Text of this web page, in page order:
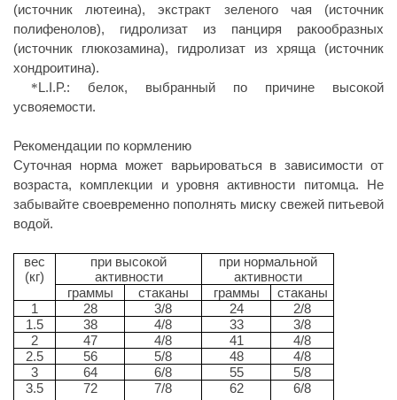
(источник лютеина), экстракт зеленого чая (источник
полифенолов), гидролизат из панциря ракообразных
(источник глюкозамина), гидролизат из хряща (источник
хондроитина).
*L.I.P.: белок, выбранный по причине высокой
усвояемости.
Рекомендации по кормлению
Суточная норма может варьироваться в зависимости от
возраста, комплекции и уровня активности питомца. Не
забывайте своевременно пополнять миску свежей питьевой
водой.
вес
(кг)
при высокой
активности
при нормальной
активности
граммы
стаканы граммы
стаканы
1
28 3/8 24
2/8
1.5
38 4/8 33
3/8
2
47 4/8 41
4/8
2.5
56 5/8 48
4/8
3
64 6/8 55
5/8
3.5
72 7/8 62 6/8